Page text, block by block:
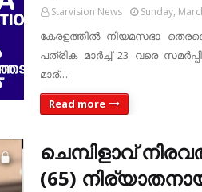
Starvision News Sunday,
കേരളത്തില്‍ നിയമസഭാ
പത്രിക മാര്‍ച്ച് 23 വരെ
മാര്…
Read more
ചെമ്പിളാവ്
(65)